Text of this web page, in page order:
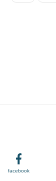
facebook